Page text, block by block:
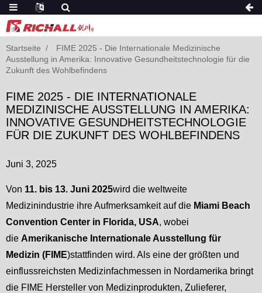
Startseite
FIME 2025 - Die Internationale Medizinische
Ausstellung in Amerika: Innovative Gesundheitstechnologie für die
Zukunft des Wohlbefindens
FIME 2025 - DIE INTERNATIONALE
MEDIZINISCHE AUSSTELLUNG IN AMERIKA:
INNOVATIVE GESUNDHEITSTECHNOLOGIE
FÜR DIE ZUKUNFT DES WOHLBEFINDENS
Juni 3, 2025
Von 11. bis 13. Juni 2025wird die weltweite
Medizinindustrie ihre Aufmerksamkeit auf die Miami Beach
Convention Center in Florida, USA, wobei
die Amerikanische Internationale Ausstellung für
Medizin (FIME)stattfinden wird. Als eine der größten und
einflussreichsten Medizinfachmessen in Nordamerika bringt
die FIME Hersteller von Medizinprodukten, Zulieferer,